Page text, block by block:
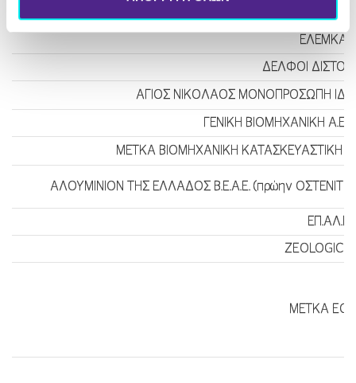
ΕΛΕΜΚΑ
ΔΕΛΦΟΙ
ΑΓΙΟΣ ΝΙΚΟΛΑΟΣ ΜΟΝΟΠΡΟΣΩΠΗ
ΓΕΝΙΚΗ ΒΙΟΜΗΧΑΝΙΚΗ
ΜΕΤΚΑ ΒΙΟΜΗΧΑΝΙΚΗ ΚΑΤΑΣΚΕΥΑΣΤΙΚΗ
ΑΛΟΥΜΙΝΙΟΝ ΤΗΣ ΕΛΛΑΔΟΣ Β.Ε.Α.Ε. (πρώην
ZEOLOGIC
ΜΕΤΚΑ EGN